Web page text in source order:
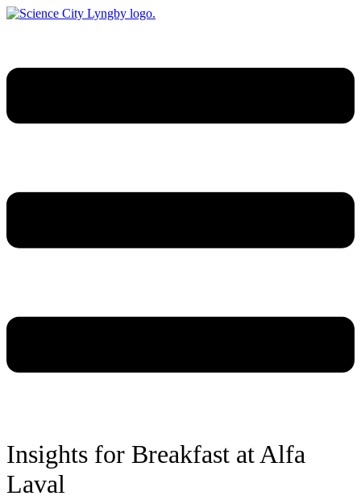
Videre
Insights for Breakfast at Alfa
Laval